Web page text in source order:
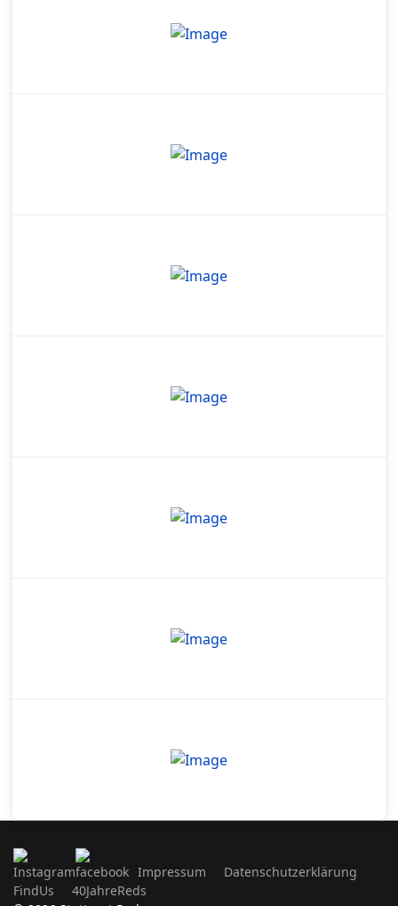
Impressum
Datenschutzerklärung
FindUs
40JahreReds